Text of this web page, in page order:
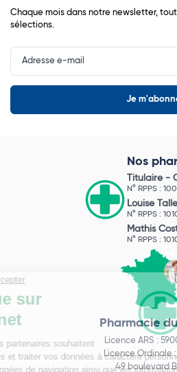
Chaque mois dans notre newsletter,
sélections.
Input
Newsletter
Nos
Titulaire -
N° RPPS :
Louise
N° RPPS :
Mathis
N° RPPS :
Pharmacie
Licence ARS :
Licence Ordinale :
49 boulevard